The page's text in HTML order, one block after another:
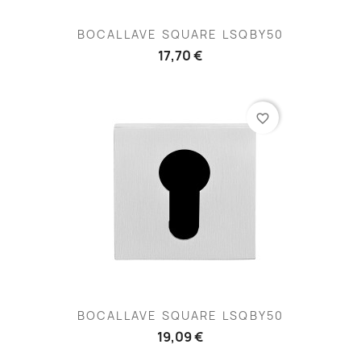
BOCALLAVE SQUARE LSQBY50
17,70 €
BOCALLAVE SQUARE LSQBY50
19,09 €
favorite_border